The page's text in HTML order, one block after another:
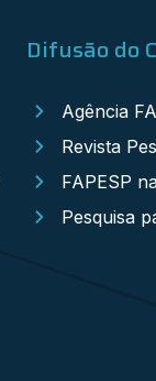
Difusão do
Agência
Revista
FAPESP
Pesquisa